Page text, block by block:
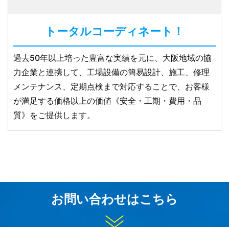
トータルコーディネート！
過去50年以上培った豊富な実績を元に、大阪地域の協
力企業と連携して、工場設備の簡易設計、施工、修理
メンテナンス、定期点検まで対応することで、お客様
が満足する価格以上の価値《安全・工期・費用・品
質》をご提供します。
お問い合わせはこちら